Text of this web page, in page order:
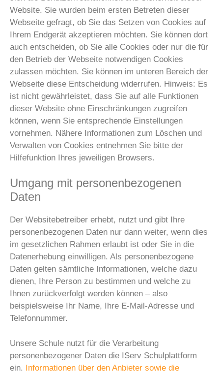
Website. Sie wurden beim ersten Betreten dieser
Webseite gefragt, ob Sie das Setzen von Cookies auf
Ihrem Endgerät akzeptieren möchten. Sie können dort
auch entscheiden, ob Sie alle Cookies oder nur die für
den Betrieb der Webseite notwendigen Cookies
zulassen möchten. Sie können im unteren Bereich der
Webseite diese Entscheidung widerrufen. Hinweis: Es
ist nicht gewährleistet, dass Sie auf alle Funktionen
dieser Website ohne Einschränkungen zugreifen
können, wenn Sie entsprechende Einstellungen
vornehmen. Nähere Informationen zum Löschen und
Verwalten von Cookies entnehmen Sie bitte der
Hilfefunktion Ihres jeweiligen Browsers.
Umgang mit personenbezogenen
Daten
Der Websitebetreiber erhebt, nutzt und gibt Ihre
personenbezogenen Daten nur dann weiter, wenn dies
im gesetzlichen Rahmen erlaubt ist oder Sie in die
Datenerhebung einwilligen. Als personenbezogene
Daten gelten sämtliche Informationen, welche dazu
dienen, Ihre Person zu bestimmen und welche zu
Ihnen zurückverfolgt werden können – also
beispielsweise Ihr Name, Ihre E-Mail-Adresse und
Telefonnummer.
Unsere Schule nutzt für die Verarbeitung
personenbezogener Daten die IServ Schulplattform
ein. Informationen über den Anbieter sowie die